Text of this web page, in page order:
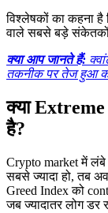
विश्लेषकों का कहना
वाले सबसे बड़े
क्या आप जानते हैं:
तकनीक पर तेज हुआ
क्या
है?
Crypto market में
सबसे ज्यादा हो, तब
Greed Index को
जब ज्यादातर लोग